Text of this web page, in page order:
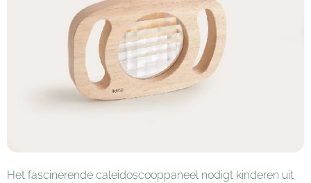
Het fascinerende caleidoscooppaneel nodigt kinderen uit